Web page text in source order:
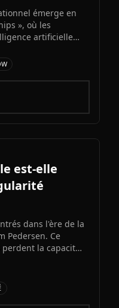
émerge en
», où les
artificielle
qui s'invite
est-elle
dans l'ère de la
Pedersen. Ce
la capacité